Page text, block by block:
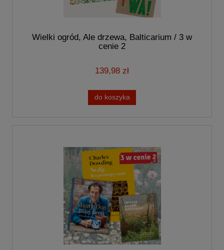
Wielki ogród, Ale drzewa, Balticarium / 3 w
cenie 2
139,98 zł
do koszyka